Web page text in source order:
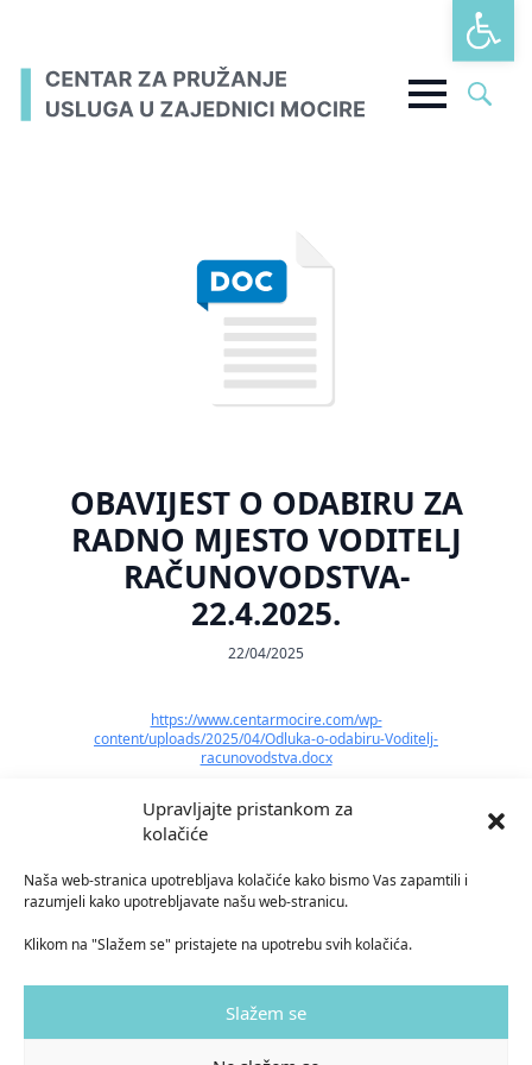
Upravljajte pristankom za
kolačiće
Naša web-stranica upotrebljava kolačiće kako bismo Vas zapamtili i
razumjeli kako upotrebljavate našu web-stranicu.
Klikom na "Slažem se" pristajete na upotrebu svih kolačića.
Slažem se
OBAVIJEST O ODABIRU ZA
RADNO MJESTO VODITELJ
RAČUNOVODSTVA-
22.4.2025.
22/04/2025
https://www.centarmocire.com/wp-
content/uploads/2025/04/Odluka-o-odabiru-Voditelj-
racunovodstva.docx
023 411 301
centarusluga-mocire@socskrb.hr
Asje Petričić 5, 23000 Zadar